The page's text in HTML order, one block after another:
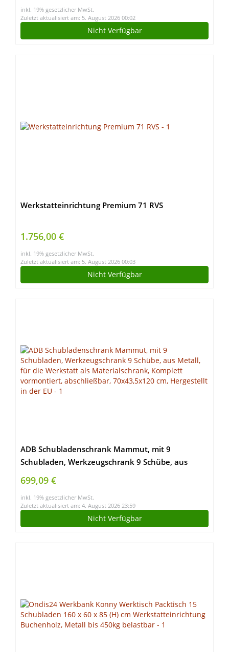
inkl. 19% gesetzlicher MwSt.
Zuletzt aktualisiert am: 5. August 2026 00:02
Nicht Verfügbar
Werkstatteinrichtung Premium 71 RVS
1.756,00 €
inkl. 19% gesetzlicher MwSt.
Zuletzt aktualisiert am: 5. August 2026 00:03
Nicht Verfügbar
ADB Schubladenschrank Mammut, mit 9
Schubladen, Werkzeugschrank 9 Schübe, aus
Metall, für die Werkstatt als Materialschrank,
Komplett vormontiert, abschließbar, 70×43,5×120
cm, Hergestellt in der EU
699,09 €
inkl. 19% gesetzlicher MwSt.
Zuletzt aktualisiert am: 4. August 2026 23:59
Nicht Verfügbar